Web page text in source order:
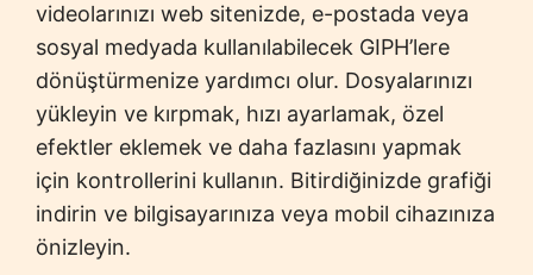
videolarınızı web sitenizde, e-postada veya
sosyal medyada kullanılabilecek GIPH’lere
dönüştürmenize yardımcı olur. Dosyalarınızı
yükleyin ve kırpmak, hızı ayarlamak, özel
efektler eklemek ve daha fazlasını yapmak
için kontrollerini kullanın. Bitirdiğinizde grafiği
indirin ve bilgisayarınıza veya mobil cihazınıza
önizleyin.